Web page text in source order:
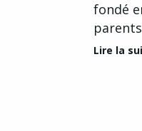
fondé
Lire la